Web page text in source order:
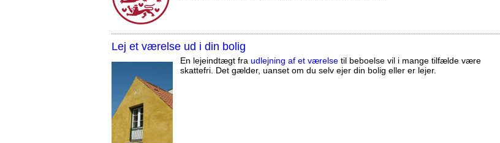
Lej et værelse ud i din bolig
En lejeindtægt fra udlejning af et værelse til beboelse vil i mange tilfælde være
skattefri. Det gælder, uanset om du selv ejer din bolig eller er lejer.